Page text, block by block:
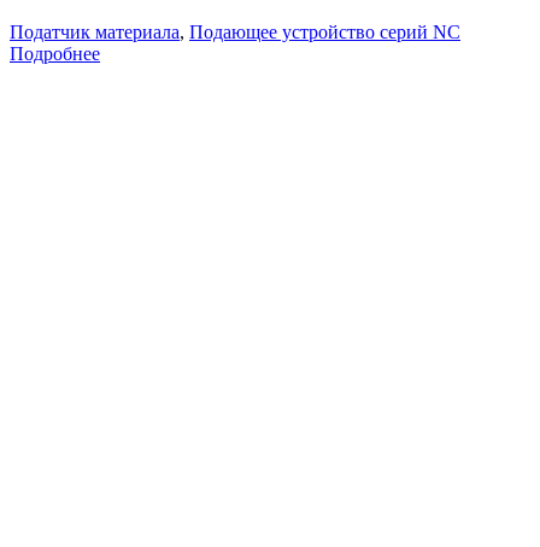
Податчик материала, Подающее устройство серий NC
Подробнее